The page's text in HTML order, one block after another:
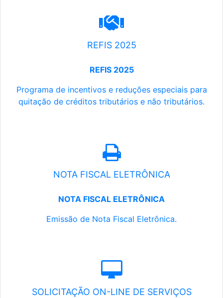
REFIS 2025
REFIS 2025
Programa de incentivos e reduções especiais para
quitação de créditos tributários e não tributários.
NOTA FISCAL ELETRÔNICA
NOTA FISCAL ELETRÔNICA
Emissão de Nota Fiscal Eletrônica.
SOLICITAÇÃO ON-LINE DE SERVIÇOS